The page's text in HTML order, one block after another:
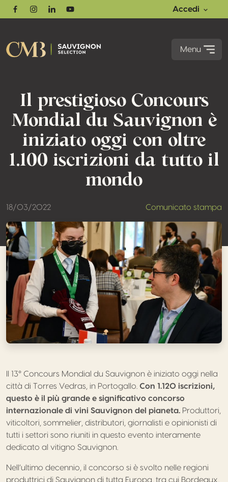
FacebookInstagram
LinkedinYoutube
Accedi
Menu
Il prestigioso Concours
Mondial du Sauvignon è
iniziato oggi con oltre
1.100 iscrizioni da tutto il
mondo
18/03/2022 Comunicato stampa
Il 13° Concours Mondial du Sauvignon è iniziato oggi nella
città di Torres Vedras, in Portogallo. Con 1.120 iscrizioni,
questo è il più grande e significativo concorso
internazionale di vini Sauvignon del pianeta. Produttori,
viticoltori, sommelier, distributori, giornalisti e opinionisti di
tutti i settori sono riuniti in questo evento interamente
dedicato al vitigno Sauvignon.
Nell’ultimo decennio, il concorso si è svolto nelle regioni
produttrici di Sauvignon di tutta Europa, tra cui Bordeaux,